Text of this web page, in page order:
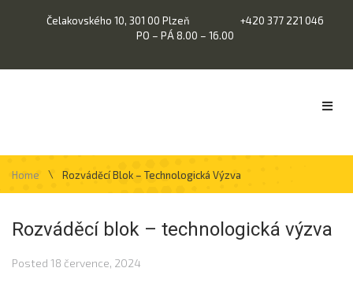
Čelakovského 10, 301 00 Plzeň
+420 377 221 046
PO – PÁ 8.00 – 16.00
Home \ Rozváděcí Blok – Technologická Výzva
Rozváděcí blok – technologická výzva
Posted 18 července, 2024